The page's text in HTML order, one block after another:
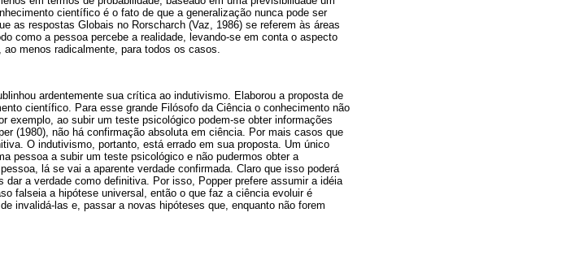
científico é o fato de que a generalização nunca pode ser
as respostas Globais no Rorscharch (Vaz, 1986) se referem às áreas
como a pessoa percebe a realidade, levando-se em conta o aspecto
menos radicalmente, para todos os casos.
ardentemente sua crítica ao indutivismo. Elaborou a proposta de
científico. Para esse grande Filósofo da Ciência o conhecimento não
exemplo, ao subir um teste psicológico podem-se obter informações
(1980), não há confirmação absoluta em ciência. Por mais casos que
O indutivismo, portanto, está errado em sua proposta. Um único
pessoa a subir um teste psicológico e não pudermos obter a
lá se vai a aparente verdade confirmada. Claro que isso poderá
a verdade como definitiva. Por isso, Popper prefere assumir a idéia
falseia a hipótese universal, então o que faz a ciência evoluir é
invalidá-las e, passar a novas hipóteses que, enquanto não forem